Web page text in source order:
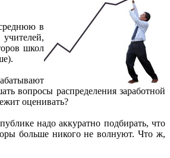
в
школ
вопросы распределения заработной
оценивать?
надо аккуратно подбирать, что
больше никого не волнуют. Что ж,